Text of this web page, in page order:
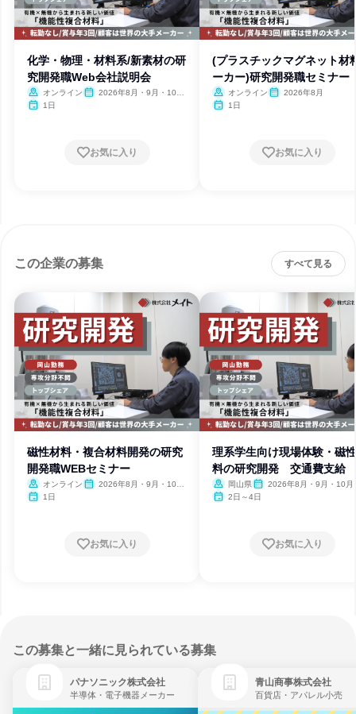
化学・物理・材料系/新素材の研
究開発職Web会社説明会
オンライン
2026年8月・9月・10
1日
お気に入り
(プラスチックマグネット材
ーカー)研究開発職セミナー
オンライン
2026年8月
1日
お気に入り
この企業の募集 すべて見る
磁性材料・複合材料開発の研究
開発職WEBセミナー
オンライン
2026年8月・9月・10
1日
お気に入り
理系学生向け現場体験・磁
料の研究開発 交通費支給
岡山県
2026年8月・9月・10月
月・12月
2日～4日
お気に入り
この募集と一緒に見られている募集
パナソニック株式会社
半導体・電子機器メーカー
青山商事株式会社
百貨店・アパレル小売